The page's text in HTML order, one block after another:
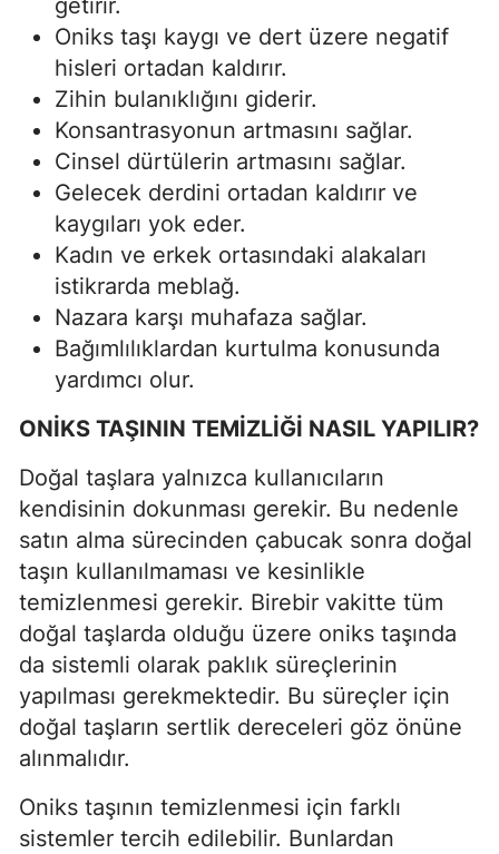
getirir.
Oniks taşı kaygı ve dert üzere negatif
hisleri ortadan kaldırır.
Zihin bulanıklığını giderir.
Konsantrasyonun artmasını sağlar.
Cinsel dürtülerin artmasını sağlar.
Gelecek derdini ortadan kaldırır ve
kaygıları yok eder.
Kadın ve erkek ortasındaki alakaları
istikrarda meblağ.
Nazara karşı muhafaza sağlar.
Bağımlılıklardan kurtulma konusunda
yardımcı olur.
ONİKS TAŞININ TEMİZLİĞİ NASIL YAPILIR?
Doğal taşlara yalnızca kullanıcıların
kendisinin dokunması gerekir. Bu nedenle
satın alma sürecinden çabucak sonra doğal
taşın kullanılmaması ve kesinlikle
temizlenmesi gerekir. Birebir vakitte tüm
doğal taşlarda olduğu üzere oniks taşında
da sistemli olarak paklık süreçlerinin
yapılması gerekmektedir. Bu süreçler için
doğal taşların sertlik dereceleri göz önüne
alınmalıdır.
Oniks taşının temizlenmesi için farklı
sistemler tercih edilebilir. Bunlardan